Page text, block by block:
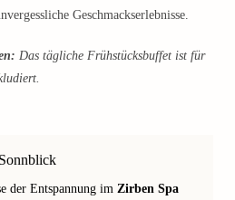
Geschmackserlebnisse.
Das tägliche Frühstücksbuffet ist für
der Entspannung im Zirben Spa